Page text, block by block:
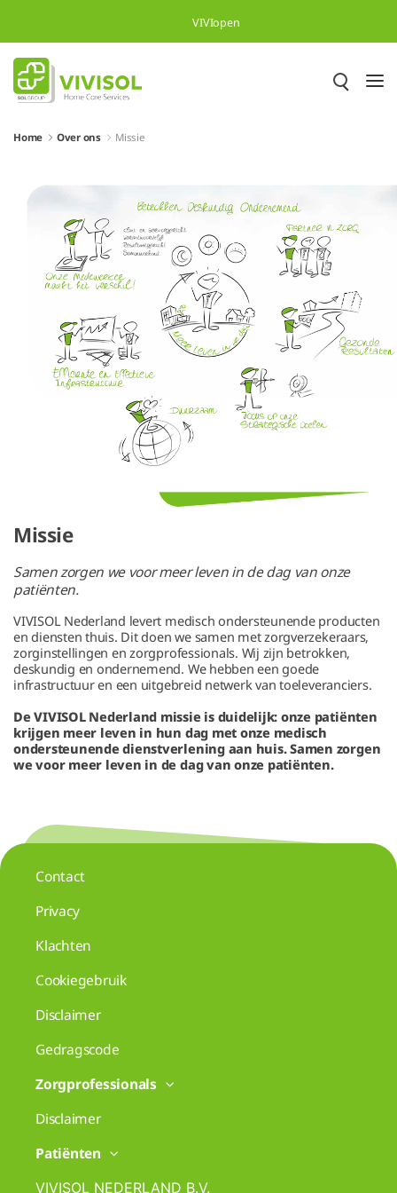
VIVIopen
Home Over ons Missie
Missie
Samen zorgen we voor meer leven in de dag van onze
patiënten.
VIVISOL Nederland levert medisch ondersteunende producten
en diensten thuis. Dit doen we samen met zorgverzekeraars,
zorginstellingen en zorgprofessionals. Wij zijn betrokken,
deskundig en ondernemend. We hebben een goede
infrastructuur en een uitgebreid netwerk van toeleveranciers.
De VIVISOL Nederland missie is duidelijk: onze patiënten
krijgen meer leven in hun dag met onze medisch
ondersteunende dienstverlening aan huis. Samen zorgen
we voor meer leven in de dag van onze patiënten.
Contact
Privacy
Klachten
Cookiegebruik
Disclaimer
Gedragscode
Zorgprofessionals
Disclaimer
Patiënten
VIVISOL NEDERLAND B.V.